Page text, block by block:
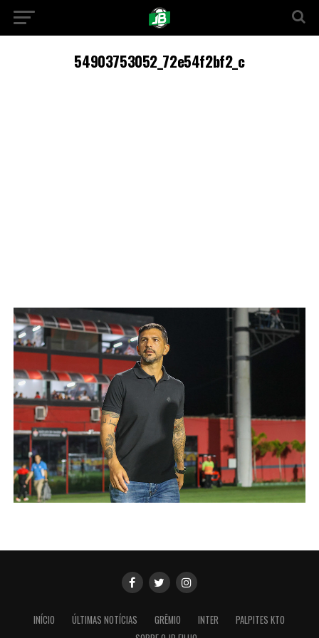
54903753052_72e54f2bf2_c
INÍCIO ÚLTIMAS NOTÍCIAS GRÊMIO INTER
PALPITES KTO